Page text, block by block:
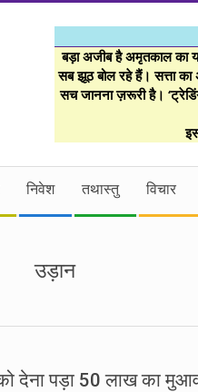
बड़ा अजीब है अमृतकाल का
सब झूठ बोल रहे हैं। सत्ता
सच जानना ज़रूरी है।
निवेश तथास्तु विचार
उड़ान
देना पड़ा 50 लाख का